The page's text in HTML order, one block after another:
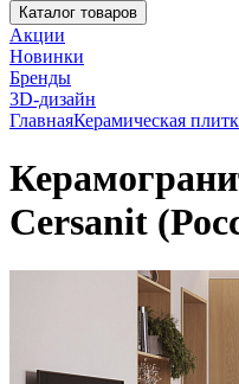
Каталог товаров
Акции
Новинки
Бренды
3D-дизайн
ГлавнаяКерамическая
Cersanit